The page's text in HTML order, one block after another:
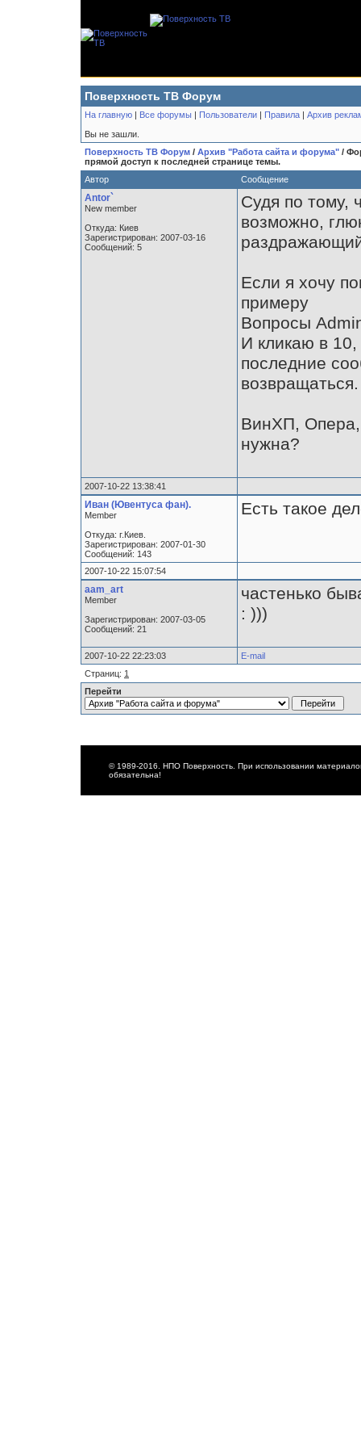
Поверхность ТВ Форум
На главную | Все форумы | Пользователи | Правила | Архив
Вы не зашли.
Поверхность ТВ Форум / Архив "Работа сайта и форума" /
прямой доступ к последней странице темы.
Автор
Сообщение
Antor`
New member
Откуда: Киев
Зарегистрирован: 2007-03-16
Сообщений: 5
Судя по тому,
возможно,
Если я хочу
примеру
Вопросы
И кликаю в
последние
возвращаться.
ВинХП,
нужна?
2007-10-22 13:38:41
Иван (Ювентуса фан).
Member
Откуда: г.Киев.
Зарегистрирован: 2007-01-30
Сообщений: 143
Есть такое
2007-10-22 15:07:54
aam_art
Member
Зарегистрирован: 2007-03-05
Сообщений: 21
частенько
: )))
2007-10-22 22:23:03
E-mail
Страниц: 1
Перейти
© 1989-2016. НПО Поверхность. При использовании
обязательна!